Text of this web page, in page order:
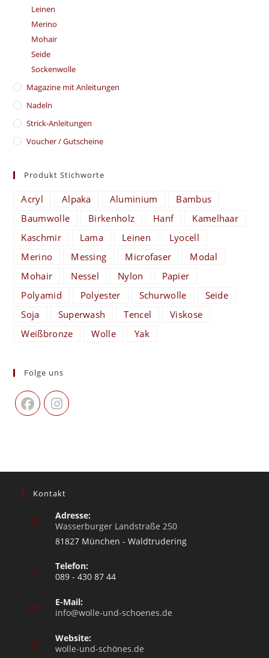
Leinen
Merino
Mohair
Seide
Sockenwolle
Magazine mit Anleitungen
Nadeln
Strick-Anleitungen
Voucher / Gutscheine
Produkt Stichworte
Acryl Alpaka Aluminium
Bambus
Baumwolle
Birkenholz Hanf
Kamelhaar
Kaschmir
Lama Leinen
Lyocell
Merino
Messing Microfaser
Modal
Mohair
Nessel Nylon
Papier
Polyamid
Polyester Schurwolle
Seide
Soja
Superwash Tencel
Viskose
Weißbronze
Wolle Yak
Folge uns
Kontakt
Adresse:
Wasserburger Landstraße 250
81827 München - Waldtrudering
Telefon:
089 - 430 87 44
E-Mail:
info@wolle-und-schoenes.de
Website:
wolle-und-schönes.de